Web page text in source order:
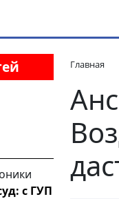
с ГУП
Главная